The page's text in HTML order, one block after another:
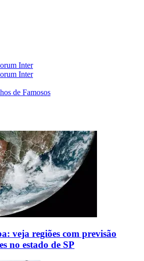
de Famosos
veja regiões com previsão
no estado de SP